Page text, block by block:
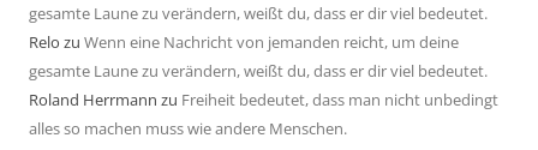
gesamte Laune zu verändern, weißt du, dass er dir viel bedeutet.
Relo zu Wenn eine Nachricht von jemanden reicht, um deine
gesamte Laune zu verändern, weißt du, dass er dir viel bedeutet.
Roland Herrmann zu Freiheit bedeutet, dass man nicht unbedingt
alles so machen muss wie andere Menschen.